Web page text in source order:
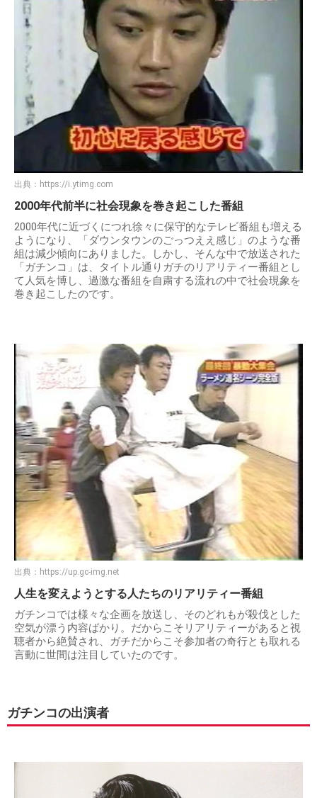
出典： https://i.ytimg.com
2000年代前半に社会現象を巻き起こした番組
2000年代に近づくにつれ徐々に保守的なテレビ番組も増える
ようになり、「ダウンタウンのごっつええ感じ」のような番
組は減少傾向にありました。しかし、そんな中で放送された
「ガチンコ」は、タイトル通りガチのリアリティー番組とし
て人気を博し、過激な番組を自粛する流れの中で社会現象を
巻き起こしたのです。
出典： https://up.gc-img.net
人生を変えようとする人たちのリアリティー番組
ガチンコでは様々な企画を放送し、そのどれもが殺伐とした
空気が漂う内容ばかり。だからこそリアリティーがあると視
聴者から絶賛され、ガチだからこそ参加者の奇行とも取れる
言動に世間は注目していたのです。
ガチンコの出演者